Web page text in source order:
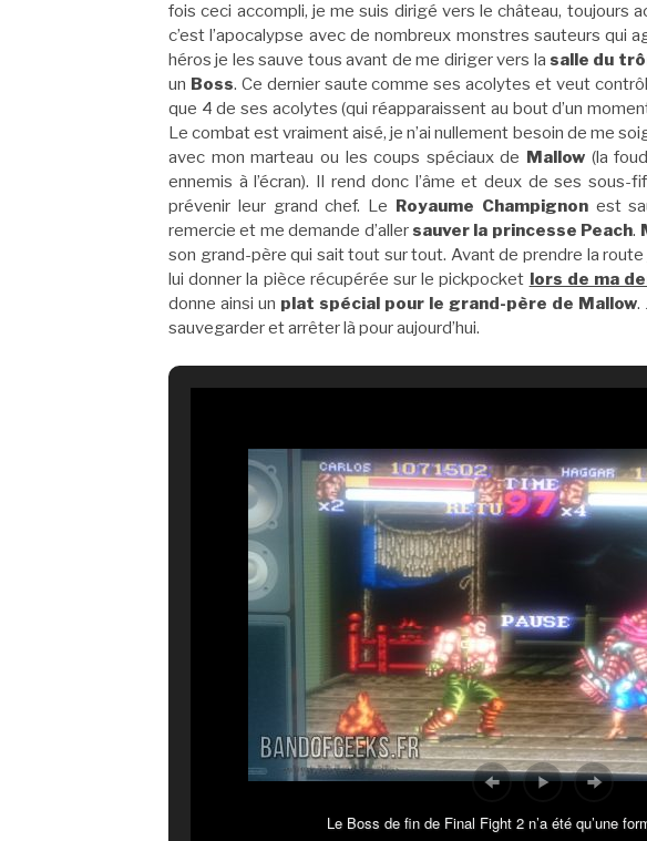
fois ceci accompli, je me suis dirigé vers le château, toujours
c’est l’apocalypse avec de nombreux monstres sauteurs qui
héros je les sauve tous avant de me diriger vers la salle du
un Boss. Ce dernier saute comme ses acolytes et veut
que 4 de ses acolytes (qui réapparaissent au bout d’un
Le combat est vraiment aisé, je n’ai nullement besoin de me
avec mon marteau ou les coups spéciaux de Mallow (la
ennemis à l’écran). Il rend donc l’âme et deux de ses sous-
prévenir leur grand chef. Le
Royaume Champignon est
remercie et me demande d’allersauver la princesse Peach.
son grand-père qui sait tout sur tout. Avant de prendre la
lui donner la pièce récupérée sur le pickpocket lors de ma
donne ainsi un plat spécial pour le grand-père de Mallow.
sauvegarder et arrêter là pour aujourd’hui.
Le Boss de fin de Final Fight 2 n’a été qu’une